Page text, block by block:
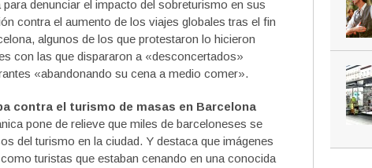
denunciar el impacto del sobreturismo en sus
contra el aumento de los viajes globales tras el fin
algunos de los que protestaron lo hicieron
con las que dispararon a «desconcertados»
«abandonando su cena a medio comer».
contra el turismo de masas en Barcelona
pone de relieve que miles de barceloneses se
del turismo en la ciudad. Y destaca que imágenes
turistas que estaban cenando en una conocida